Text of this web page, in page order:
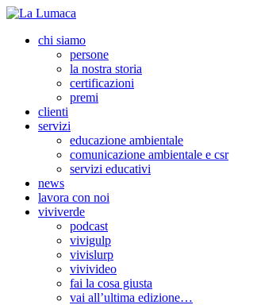
chi siamo
persone
la nostra storia
certificazioni
premi
clienti
servizi
educazione ambientale
comunicazione ambientale e csr
servizi educativi
news
lavora con noi
viviverde
podcast
vivigulp
vivislurp
vivivideo
fai la cosa giusta
vai all’ultima edizione…